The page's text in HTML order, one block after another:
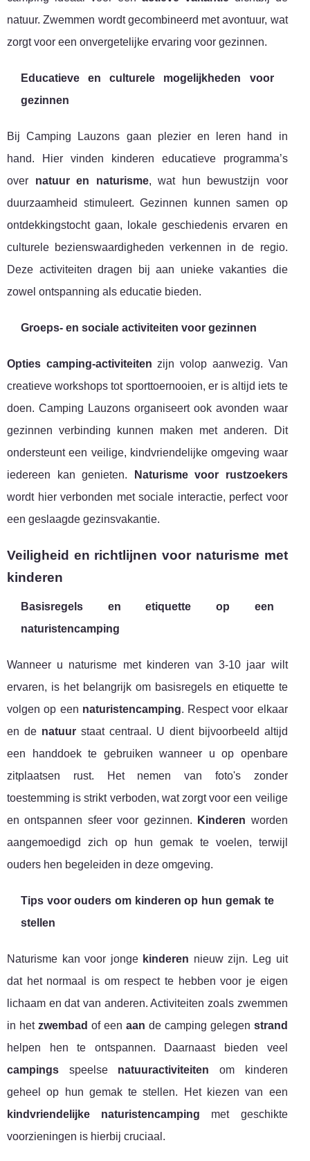
natuur. Zwemmen wordt gecombineerd met avontuur, wat
zorgt voor een onvergetelijke ervaring voor gezinnen.
Educatieve en culturele mogelijkheden voor
gezinnen
Bij Camping Lauzons gaan plezier en leren hand in
hand. Hier vinden kinderen educatieve programma’s
over natuur en naturisme, wat hun bewustzijn voor
duurzaamheid stimuleert. Gezinnen kunnen samen op
ontdekkingstocht gaan, lokale geschiedenis ervaren en
culturele bezienswaardigheden verkennen in de regio.
Deze activiteiten dragen bij aan unieke vakanties die
zowel ontspanning als educatie bieden.
Groeps- en sociale activiteiten voor gezinnen
Opties camping-activiteiten zijn volop aanwezig. Van
creatieve workshops tot sporttoernooien, er is altijd iets te
doen. Camping Lauzons organiseert ook avonden waar
gezinnen verbinding kunnen maken met anderen. Dit
ondersteunt een veilige, kindvriendelijke omgeving waar
iedereen kan genieten.
Naturisme voor rustzoekers
wordt hier verbonden met sociale interactie, perfect voor
een geslaagde gezinsvakantie.
Veiligheid en richtlijnen voor naturisme met
kinderen
Basisregels en etiquette op een
naturistencamping
Wanneer u naturisme met kinderen van 3-10 jaar wilt
ervaren, is het belangrijk om basisregels en etiquette te
volgen op een naturistencamping. Respect voor elkaar
en de natuurstaat centraal. U dient bijvoorbeeld altijd
een handdoek te gebruiken wanneer u op openbare
zitplaatsen rust. Het nemen van foto's zonder
toestemming is strikt verboden, wat zorgt voor een veilige
en ontspannen sfeer voor gezinnen.
Kinderen worden
aangemoedigd zich op hun gemak te voelen, terwijl
ouders hen begeleiden in deze omgeving.
Tips voor ouders om kinderen op hun gemak te
stellen
Naturisme kan voor jonge kinderen nieuw zijn. Leg uit
dat het normaal is om respect te hebben voor je eigen
lichaam en dat van anderen. Activiteiten zoals zwemmen
in het zwembad of een aan de camping gelegen strand
helpen hen te ontspannen. Daarnaast bieden veel
campings speelse natuuractiviteiten om kinderen
geheel op hun gemak te stellen. Het kiezen van een
kindvriendelijke naturistencamping met geschikte
voorzieningen is hierbij cruciaal.